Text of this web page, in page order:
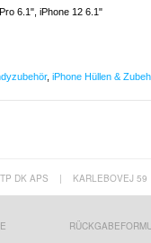
6.1", iPhone 12 6.1"
, iPhone Hüllen &
DK APS | KARLEBOVEJ 59